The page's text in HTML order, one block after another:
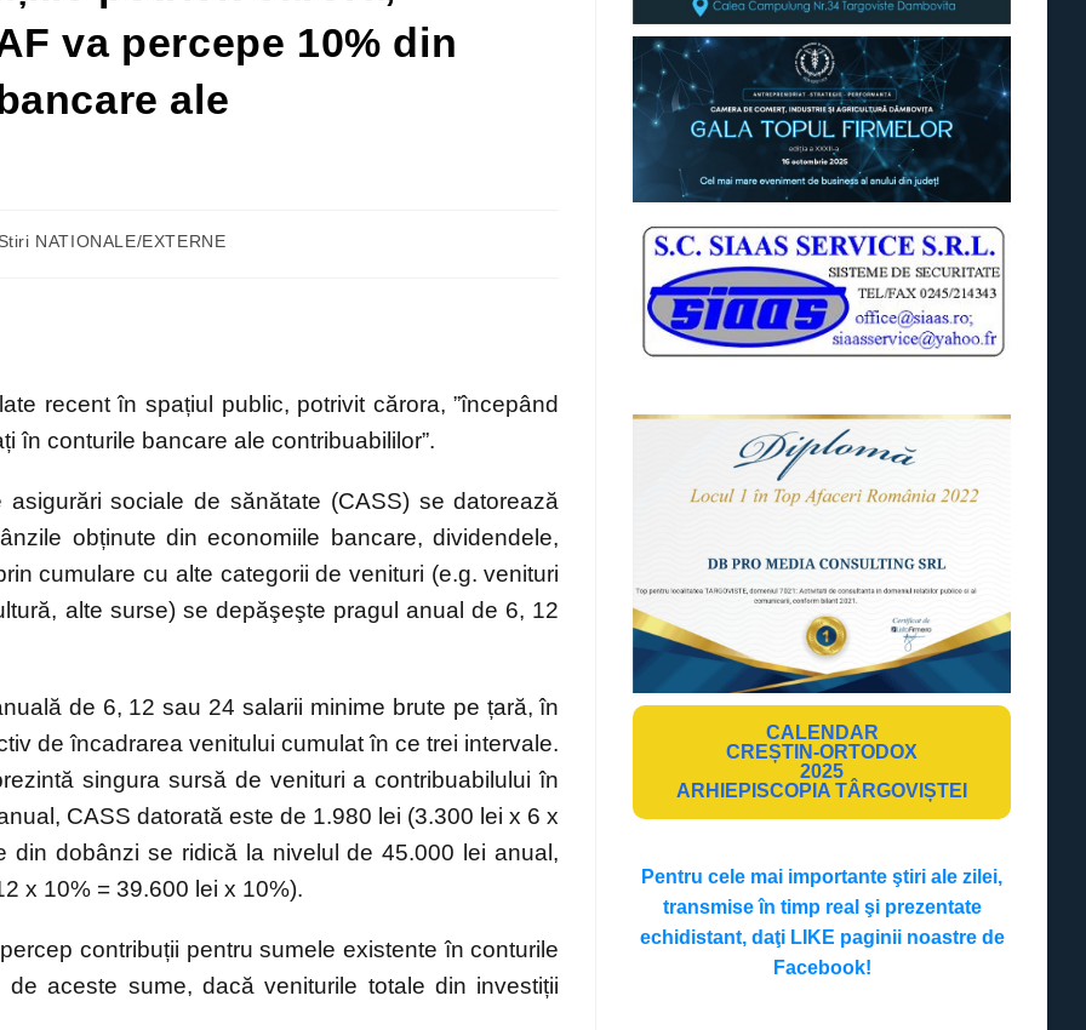
va percepe 10% din
ale
NATIONALE/EXTERNE
recent în spațiul public, potrivit cărora, ”începând
în conturile bancare ale contribuabililor”.
sociale de sănătate (CASS) se datorează
obținute din economiile bancare, dividendele,
cumulare cu alte categorii de venituri (e.g. venituri
alte surse) se depăşeşte pragul anual de 6, 12
de 6, 12 sau 24 salarii minime brute pe țară, în
de încadrarea venitului cumulat în ce trei intervale.
singura sursă de venituri a contribuabilului în
CASS datorată este de 1.980 lei (3.300 lei x 6 x
dobânzi se ridică la nivelul de 45.000 lei anual,
x 10% = 39.600 lei x 10%).
contribuții pentru sumele existente în conturile
aceste sume, dacă veniturile totale din investiții
CALENDAR
CREȘTIN-ORTODOX
2025
ARHIEPISCOPIA TÂRGOVIȘTEI
Pentru cele mai importante ştiri ale zilei,
transmise în timp real şi prezentate
echidistant, daţi LIKE paginii noastre de
Facebook!